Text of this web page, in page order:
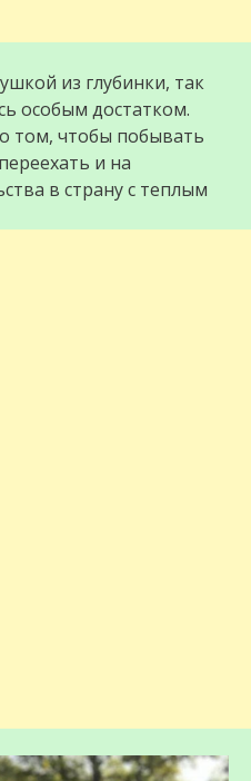
из глубинки, так
особым достатком.
том, чтобы побывать
и на
в страну с теплым